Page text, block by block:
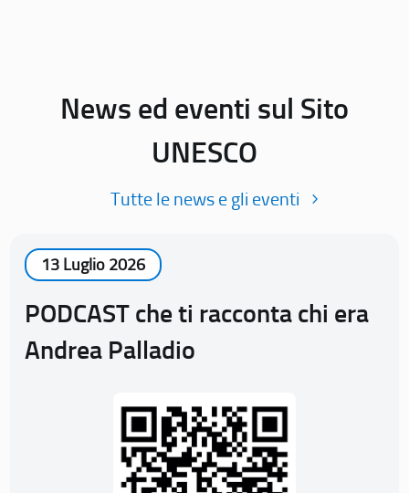
News ed eventi sul Sito
UNESCO
Tutte le news e gli eventi
13 Luglio 2026
PODCAST che ti racconta chi era
Andrea Palladio